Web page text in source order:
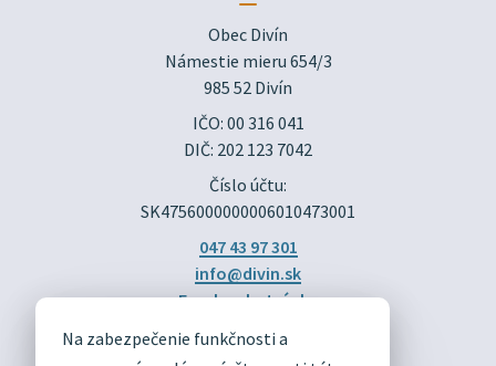
Na zabezpečenie funkčnosti a
Obec Divín
Námestie mieru 654/3
985 52 Divín
IČO: 00 316 041
DIČ: 202 123 7042
Číslo účtu:
SK4756000000006010473001
047 43 97 301
info@divin.sk
Facebook stránka